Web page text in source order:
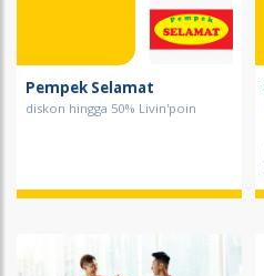
Pempek Selamat
diskon hingga 50% Livin'poin